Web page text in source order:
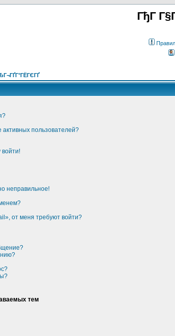
ГђГ
активных пользователей?
войти!
неправильное!
от меня требуют войти?
тем